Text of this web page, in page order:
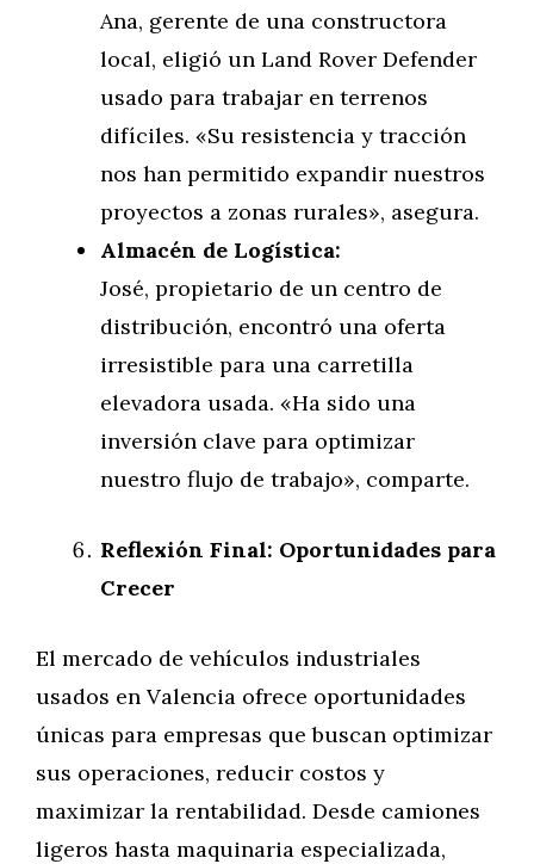
Ana, gerente de una constructora
local, eligió un Land Rover Defender
usado para trabajar en terrenos
difíciles. «Su resistencia y tracción
nos han permitido expandir nuestros
proyectos a zonas rurales», asegura.
Almacén de Logística:
José, propietario de un centro de
distribución, encontró una oferta
irresistible para una carretilla
elevadora usada. «Ha sido una
inversión clave para optimizar
nuestro flujo de trabajo», comparte.
Reflexión Final: Oportunidades para
Crecer
El mercado de vehículos industriales
usados en Valencia ofrece oportunidades
únicas para empresas que buscan optimizar
sus operaciones, reducir costos y
maximizar la rentabilidad. Desde camiones
ligeros hasta maquinaria especializada,